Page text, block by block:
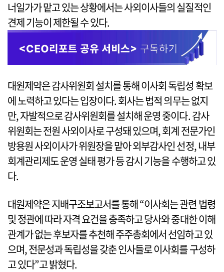
너일가가 맡고 있는 상황에서는 사외이사들의 실질적인
견제 기능이 제한될 수 있다.
대원제약은 감사위원회 설치를 통해 이사회 독립성 확보
에 노력하고 있다는 입장이다. 회사는 법적 의무는 없지
만, 자발적으로 감사위원회를 설치해 운영 중이다. 감사
위원회는 전원 사외이사로 구성돼 있으며, 회계 전문가인
방용원 사외이사가 위원장을 맡아 외부감사인 선정, 내부
회계관리제도 운영 실태 평가 등 감시 기능을 수행하고 있
다.
대원제약은 지배구조보고서를 통해 “이사회는 관련 법령
및 정관에 따라 자격 요건을 충족하고 당사와 중대한 이해
관계가 없는 후보자를 추천해 주주총회에서 선임하고 있
으며, 전문성과 독립성을 갖춘 인사들로 이사회를 구성하
고 있다”고 밝혔다.